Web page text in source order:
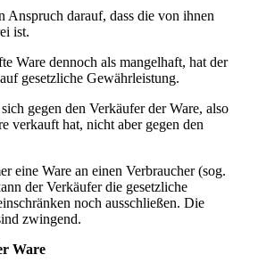
Anspruch darauf, dass die von ihnen
ist.
Ware dennoch als mangelhaft, hat der
gesetzliche Gewährleistung.
gegen den Verkäufer der Ware, also
verkauft hat, nicht aber gegen den
eine Ware an einen Verbraucher (sog.
der Verkäufer die gesetzliche
noch ausschließen. Die
zwingend.
Ware